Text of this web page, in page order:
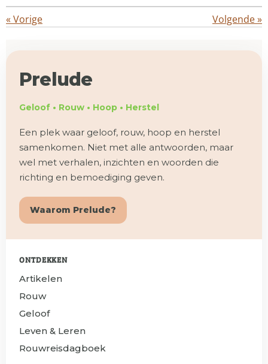
«Vorige Volgende»
Prelude
Geloof • Rouw • Hoop • Herstel
Een plek waar geloof, rouw, hoop en herstel
samenkomen. Niet met alle antwoorden, maar
wel met verhalen, inzichten en woorden die
richting en bemoediging geven.
Waarom Prelude?
ONTDEKKEN
Artikelen
Rouw
Geloof
Leven & Leren
Rouwreisdagboek